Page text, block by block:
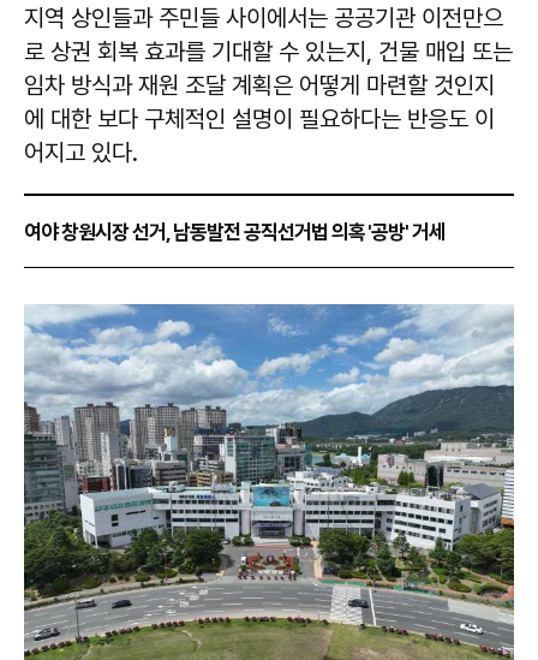
지역 상인들과 주민들 사이에서는 공공기관 이전만으
로 상권 회복 효과를 기대할 수 있는지, 건물 매입 또는
임차 방식과 재원 조달 계획은 어떻게 마련할 것인지
에 대한 보다 구체적인 설명이 필요하다는 반응도 이
어지고 있다.
여야 창원시장 선거, 남동발전 공직선거법 의혹 '공방' 거세